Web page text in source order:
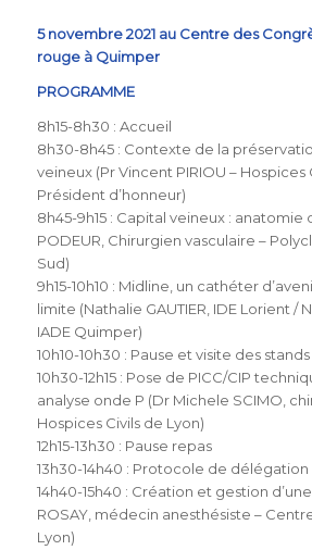
5 novembre 2021 au Centre des
rouge à Quimper
PROGRAMME
8h15-8h30 : Accueil
8h30-8h45 : Contexte de la
veineux (Pr Vincent PIRIOU – Hospices
Président d’honneur)
8h45-9h15 : Capital veineux : anatomie
PODEUR, Chirurgien vasculaire –
Sud)
9h15-10h10 : Midline, un cathéter
limite (Nathalie GAUTIER, IDE Lorient /
IADE Quimper)
10h10-10h30 : Pause et visite des stands
10h30-12h15 : Pose de PICC/CIP
analyse onde P (Dr Michele SCIMO,
Hospices Civils de Lyon)
12h15-13h30 : Pause repas
13h30-14h40 : Protocole de délégation
14h40-15h40 : Création et gestion
ROSAY, médecin anesthésiste –
Lyon)